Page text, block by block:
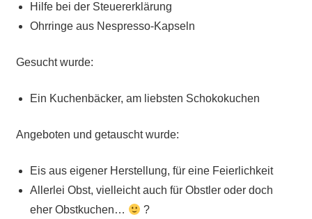
Hilfe bei der Steuererklärung
Ohrringe aus Nespresso-Kapseln
Gesucht wurde:
Ein Kuchenbäcker, am liebsten Schokokuchen
Angeboten und getauscht wurde:
Eis aus eigener Herstellung, für eine Feierlichkeit
Allerlei Obst, vielleicht auch für Obstler oder doch
eher Obstkuchen…
?